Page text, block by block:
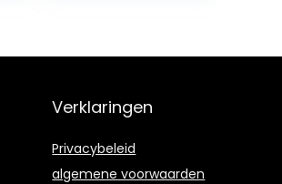
Verklaringen
Privacybeleid
algemene voorwaarden